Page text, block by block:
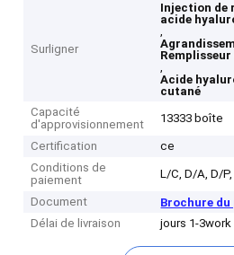
Surligner
Injection de
acide
,
,
Acide
cutané
Capacité
d'approvisionnement
13333 boîte
Certification
ce
Conditions de
paiement
L/C, D/A, D/
Document
Brochure du
Délai de livraison
jours 1-3work